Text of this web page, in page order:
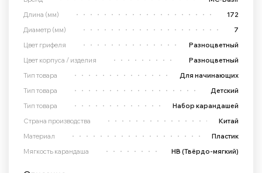
Длина (мм)
172
Диаметр (мм)
7
Цвет грифеля
Разноцветный
Цвет корпуса / изделия
Разноцветный
Тип товара
Для начинающих
Тип товара
Детский
Тип товара
Набор карандашей
Страна производства
Китай
Материал
Пластик
Мягкость карандаша
HB (Твёрдо-мягкий)